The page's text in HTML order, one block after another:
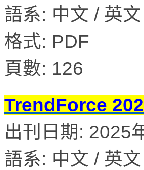
語系: 中文 / 英文
格式: PDF
頁數: 126
TrendForce
出刊日期: 2025
語系: 中文 / 英文